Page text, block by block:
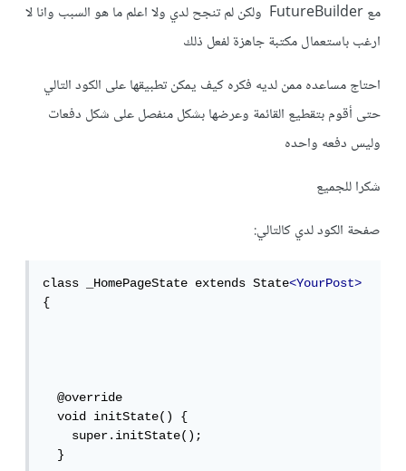
مع FutureBuilder ولكن لم تنجح لدي ولا اعلم ما هو السبب وانا لا
ارغب باستعمال مكتبة جاهزة لفعل ذلك
احتاج مساعده ممن لديه فكره كيف يمكن تطبيقها على الكود التالي
حتى أقوم بتقطيع القائمة وعرضها بشكل منفصل على شكل دفعات
وليس دفعه واحده
شكرا للجميع
صفحة الكود لدي كالتالي:
class _HomePageState extends State<YourPost>
{
  @override
  void initState() {
    super.initState();
  }